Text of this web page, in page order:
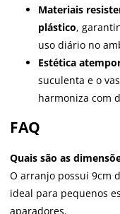
Materiais
plástico,
uso diário no
Estética
suculenta e o
harmoniza com
FAQ
Quais são as
O arranjo possui 9cm
ideal para pequenos
aparadores.